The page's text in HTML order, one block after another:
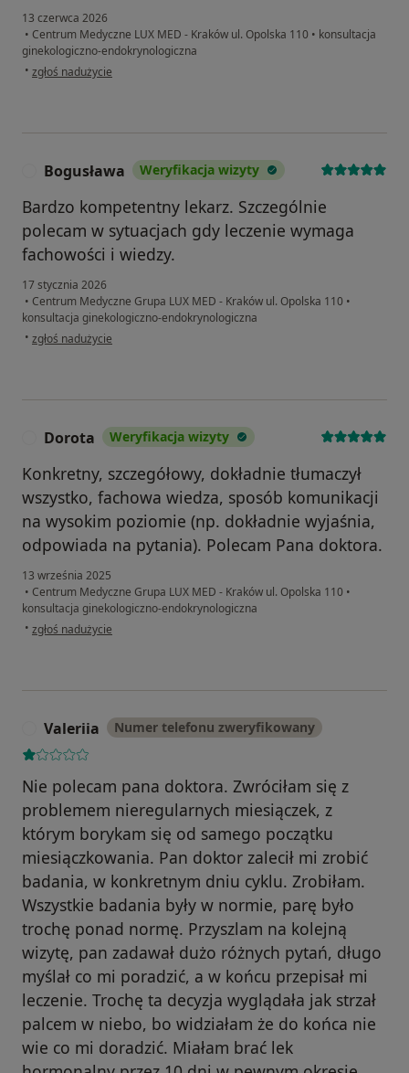
13 czerwca 2026
• Centrum Medyczne LUX MED - Kraków ul. Opolska 110 • konsultacja
ginekologiczno-endokrynologiczna
• w opinii użytkownika Edyta
zgłoś nadużycie
Bogusława Weryfikacja wizyty
Bardzo kompetentny lekarz. Szczególnie
polecam w sytuacjach gdy leczenie wymaga
fachowości i wiedzy.
17 stycznia 2026
• Centrum Medyczne Grupa LUX MED - Kraków ul. Opolska 110 •
konsultacja ginekologiczno-endokrynologiczna
• w opinii użytkownika Bogusława
zgłoś nadużycie
Dorota Weryfikacja wizyty
Konkretny, szczegółowy, dokładnie tłumaczył
wszystko, fachowa wiedza, sposób komunikacji
na wysokim poziomie (np. dokładnie wyjaśnia,
odpowiada na pytania). Polecam Pana doktora.
13 września 2025
• Centrum Medyczne Grupa LUX MED - Kraków ul. Opolska 110 •
konsultacja ginekologiczno-endokrynologiczna
• w opinii użytkownika Dorota
zgłoś nadużycie
Valeriia Numer telefonu zweryfikowany
Nie polecam pana doktora. Zwróciłam się z
problemem nieregularnych miesiączek, z
którym borykam się od samego początku
miesiączkowania. Pan doktor zalecił mi zrobić
badania, w konkretnym dniu cyklu. Zrobiłam.
Wszystkie badania były w normie, parę było
trochę ponad normę. Przyszlam na kolejną
wizytę, pan zadawał dużo różnych pytań, długo
myślał co mi poradzić, a w końcu przepisał mi
leczenie. Trochę ta decyzja wyglądała jak strzał
palcem w niebo, bo widziałam że do końca nie
wie co mi doradzić. Miałam brać lek